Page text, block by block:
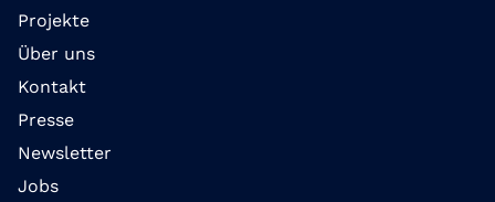
Projekte
Über uns
Kontakt
Presse
Newsletter
Jobs